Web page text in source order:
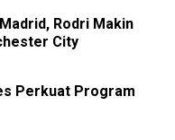
Rodri Makin
City
Perkuat Program